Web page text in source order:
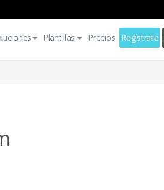
Plantillas Precios Regístrate